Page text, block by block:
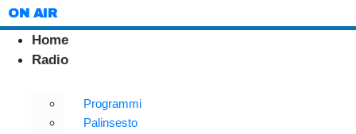
ON AIR
Home
Radio
Programmi
Palinsesto